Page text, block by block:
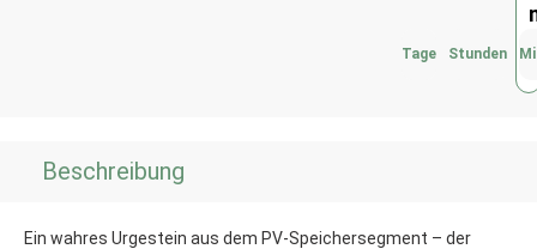
Tage Stunden
Beschreibung
Ein wahres Urgestein aus dem PV-Speichersegment – der